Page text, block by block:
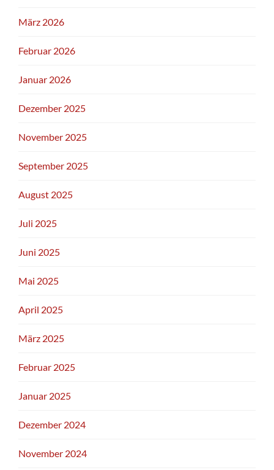
März 2026
Februar 2026
Januar 2026
Dezember 2025
November 2025
September 2025
August 2025
Juli 2025
Juni 2025
Mai 2025
April 2025
März 2025
Februar 2025
Januar 2025
Dezember 2024
November 2024